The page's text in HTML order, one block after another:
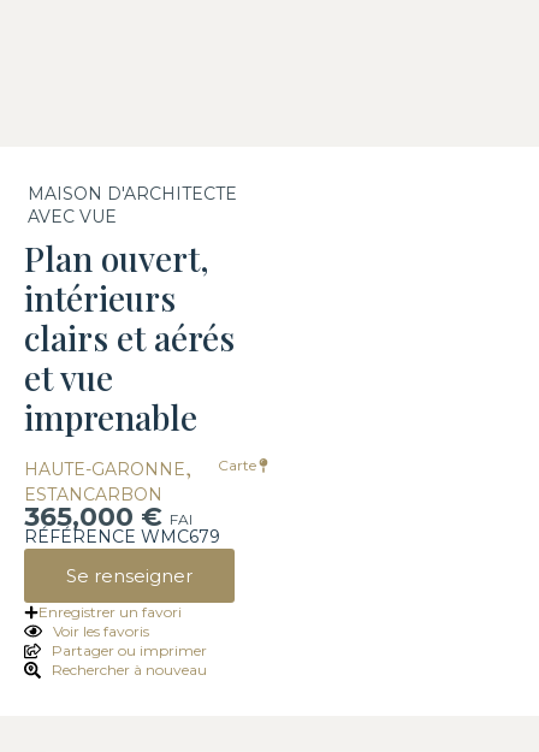
MAISON D'ARCHITECTE
AVEC VUE
Plan ouvert,
intérieurs
clairs et aérés
et vue
imprenable
HAUTE-GARONNE,
ESTANCARBON
Carte
365,000 € FAI
RÉFÉRENCE WMC679
Se renseigner
Enregistrer un favori
Partager ou imprimer
Voir les favoris
Rechercher à nouveau